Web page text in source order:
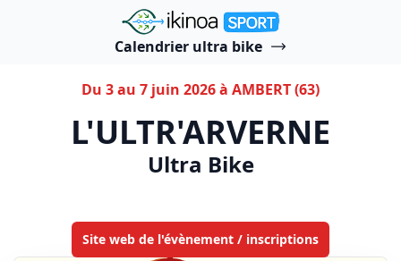
"Ikinoa Sport"
Calendrier ultra bike
Du 3 au 7 juin 2026 à AMBERT (63)
L'ULTR'ARVERNE
Ultra Bike
Site web de l'évènement / inscriptions